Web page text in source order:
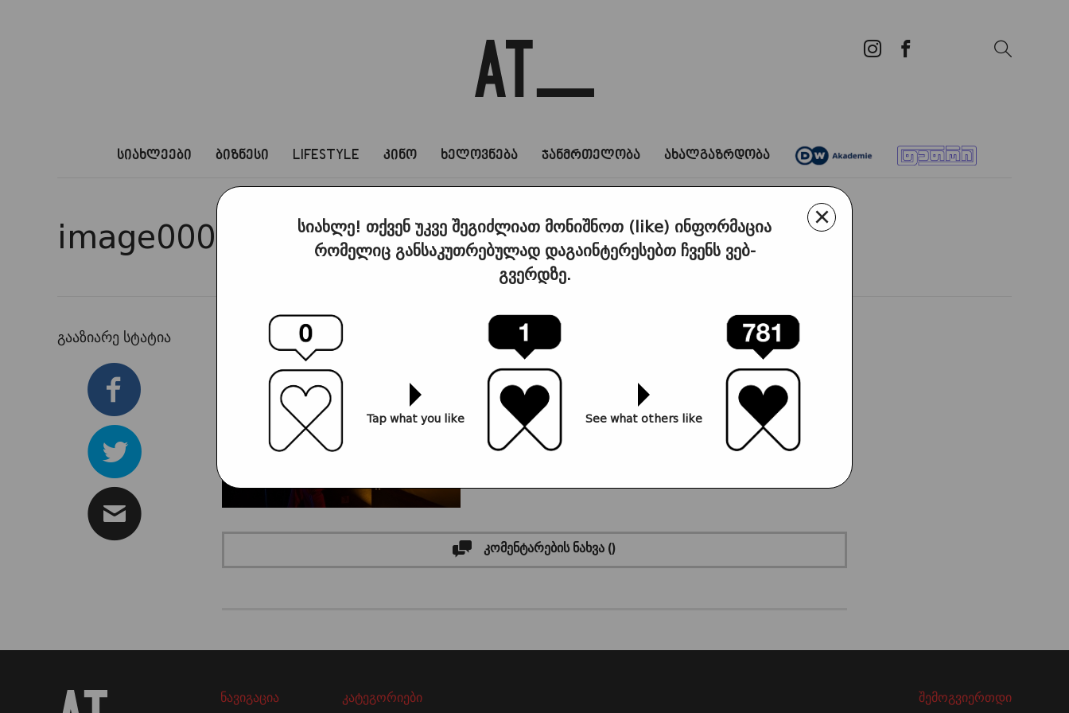
სიახლეები ბიზნესი LIFESTYLE კინო ხელოვნება ჯანმრთელობა ახალგაზრდობა
image00013
გააზიარე სტატია
კომენტარების ნახვა ()
ნავიგაცია კატეგორიები შემოგვიერთდი
სიახლე! თქვენ უკვე შეგიძლიათ მონიშნოთ (like) ინფორმაცია
რომელიც განსაკუთრებულად დაგაინტერესებთ ჩვენს ვებ-
გვერდზე.
×
Tap what you like See what others like